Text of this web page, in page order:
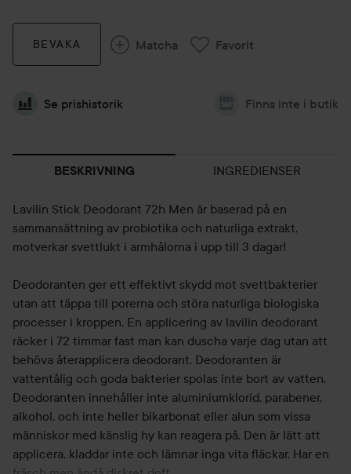
BEVAKA Matcha Favorit
Se prishistorik Finns inte i butik
BESKRIVNING INGREDIENSER
Lavilin Stick Deodorant 72h Men är baserad på en
sammansättning av probiotika och naturliga extrakt,
motverkar svettlukt i armhålorna i upp till 3 dagar!
Deodoranten ger ett effektivt skydd mot svettbakterier
utan att täppa till porerna och störa naturliga biologiska
processer i kroppen. En applicering av lavilin deodorant
räcker i 72 timmar fast man kan duscha varje dag utan att
behöva återapplicera deodorant. Deodoranten är
vattentålig och goda bakterier spolas inte bort av vatten.
Deodoranten innehåller inte aluminiumklorid, parabener,
alkohol, och inte heller bikarbonat eller alun som vissa
människor med känslig hy kan reagera på. Den är lätt att
applicera, kladdar inte och lämnar inga vita fläckar. Har en